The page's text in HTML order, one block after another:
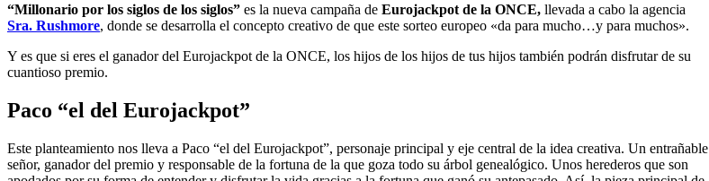
“Millonario por los siglos de los siglos” es la nueva campaña de Eurojackpot de la ONCE, llevada a cabo la agencia
Sra. Rushmore, donde se desarrolla el concepto creativo de que este sorteo europeo «da para mucho…y para muchos».
Y es que si eres el ganador del Eurojackpot de la ONCE, los hijos de los hijos de tus hijos también podrán disfrutar de su
cuantioso premio.
Paco “el del Eurojackpot”
Este planteamiento nos lleva a Paco “el del Eurojackpot”, personaje principal y eje central de la idea creativa. Un entrañable
señor, ganador del premio y responsable de la fortuna de la que goza todo su árbol genealógico. Unos herederos que son